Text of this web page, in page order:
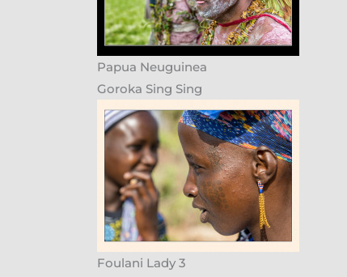
Papua Neuguinea
Goroka Sing Sing
Foulani Lady 3